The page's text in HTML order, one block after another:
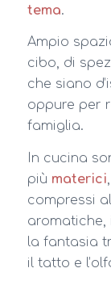
tema.
Ampio
cibo, di
che siano
oppure per
famiglia.
In cucina
più materici
compressi
aromatiche,
la fantasia
il tatto e